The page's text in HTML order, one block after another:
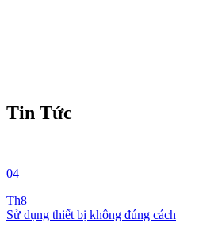
Tin Tức
04
Th8
Sử dụng thiết bị không đúng cách